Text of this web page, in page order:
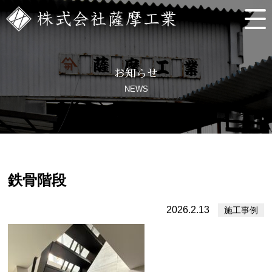
お知らせ
NEWS
鉄骨階段
2026.2.13 施工事例